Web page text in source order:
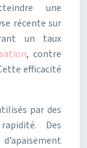
une
récente sur
un taux
, contre
efficacité
par des
Des